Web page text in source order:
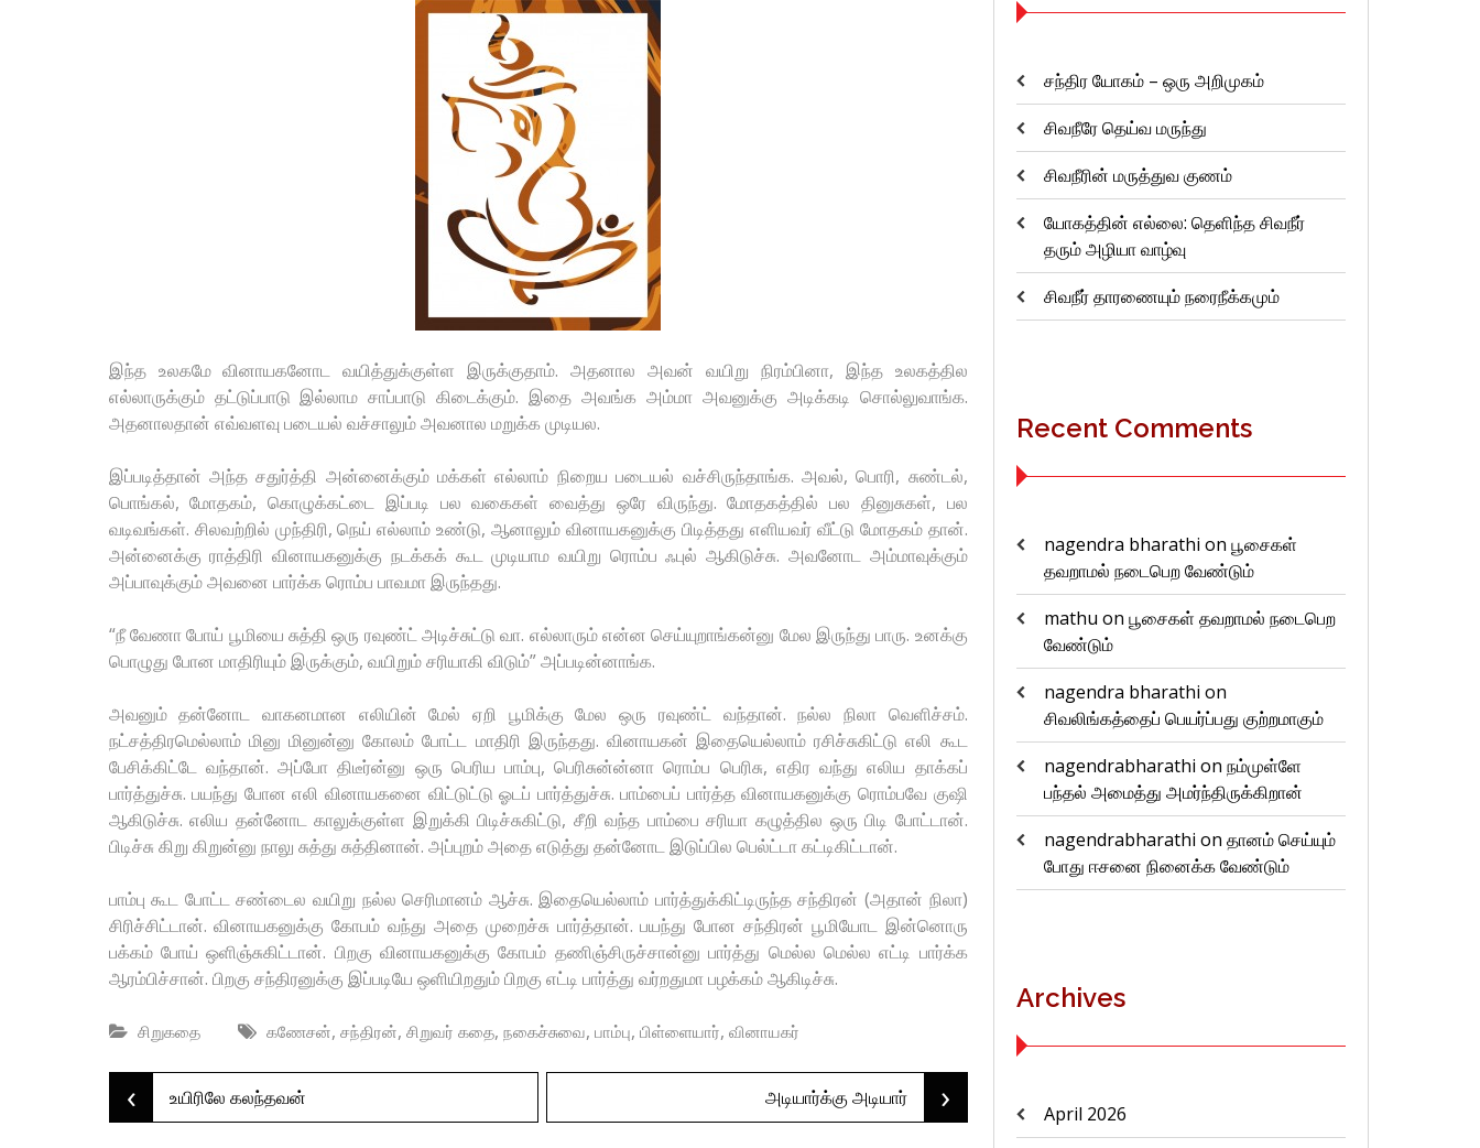
இந்த உலகமே வினாயகனோட வயித்துக்குள்ள இருக்குதாம். அதனால அவன் வயிறு நிரம்பினா, இந்த உலகத்தில
எல்லாருக்கும் தட்டுப்பாடு இல்லாம சாப்பாடு கிடைக்கும். இதை அவங்க அம்மா அவனுக்கு அடிக்கடி சொல்லுவாங்க.
அதனாலதான் எவ்வளவு படையல் வச்சாலும் அவனால மறுக்க முடியல.
இப்படித்தான் அந்த சதுர்த்தி அன்னைக்கும் மக்கள் எல்லாம் நிறைய படையல் வச்சிருந்தாங்க. அவல், பொரி, சுண்டல்,
பொங்கல், மோதகம், கொழுக்கட்டை இப்படி பல வகைகள் வைத்து ஒரே விருந்து. மோதகத்தில் பல தினுசுகள், பல
வடிவங்கள். சிலவற்றில் முந்திரி, நெய் எல்லாம் உண்டு, ஆனாலும் வினாயகனுக்கு பிடித்தது எளியவர் வீட்டு மோதகம் தான்.
அன்னைக்கு ராத்திரி வினாயகனுக்கு நடக்கக் கூட முடியாம வயிறு ரொம்ப ஃபுல் ஆகிடுச்சு. அவனோட அம்மாவுக்கும்
அப்பாவுக்கும் அவனை பார்க்க ரொம்ப பாவமா இருந்தது.
“நீ வேணா போய் பூமியை சுத்தி ஒரு ரவுண்ட் அடிச்சுட்டு வா. எல்லாரும் என்ன செய்யுறாங்கன்னு மேல இருந்து பாரு. உனக்கு
பொழுது போன மாதிரியும் இருக்கும், வயிறும் சரியாகி விடும்” அப்படின்னாங்க.
அவனும் தன்னோட வாகனமான எலியின் மேல் ஏறி பூமிக்கு மேல ஒரு ரவுண்ட் வந்தான். நல்ல நிலா வெளிச்சம்.
நட்சத்திரமெல்லாம் மினு மினுன்னு கோலம் போட்ட மாதிரி இருந்தது. வினாயகன் இதையெல்லாம் ரசிச்சுகிட்டு எலி கூட
பேசிக்கிட்டே வந்தான். அப்போ திடீர்ன்னு ஒரு பெரிய பாம்பு, பெரிசுன்ன்னா ரொம்ப பெரிசு, எதிர வந்து எலிய தாக்கப்
பார்த்துச்சு. பயந்து போன எலி வினாயகனை விட்டுட்டு ஓடப் பார்த்துச்சு. பாம்பைப் பார்த்த வினாயகனுக்கு ரொம்பவே குஷி
ஆகிடுச்சு. எலிய தன்னோட காலுக்குள்ள இறுக்கி பிடிச்சுகிட்டு, சீறி வந்த பாம்பை சரியா கழுத்தில ஒரு பிடி போட்டான்.
பிடிச்சு கிறு கிறுன்னு நாலு சுத்து சுத்தினான். அப்புறம் அதை எடுத்து தன்னோட இடுப்பில பெல்ட்டா கட்டிகிட்டான்.
பாம்பு கூட போட்ட சண்டைல வயிறு நல்ல செரிமானம் ஆச்சு. இதையெல்லாம் பார்த்துக்கிட்டிருந்த சந்திரன் (அதான் நிலா)
சிரிச்சிட்டான். வினாயகனுக்கு கோபம் வந்து அதை முறைச்சு பார்த்தான். பயந்து போன சந்திரன் பூமியோட இன்னொரு
பக்கம் போய் ஒளிஞ்சுகிட்டான். பிறகு வினாயகனுக்கு கோபம் தணிஞ்சிருச்சான்னு பார்த்து மெல்ல மெல்ல எட்டி பார்க்க
ஆரம்பிச்சான். பிறகு சந்திரனுக்கு இப்படியே ஒளியிறதும் பிறகு எட்டி பார்த்து வர்றதுமா பழக்கம் ஆகிடிச்சு.
சிறுகதை கணேசன், சந்திரன், சிறுவர் கதை, நகைச்சுவை, பாம்பு, பிள்ளையார், வினாயகர்
Post
‹ உயிரிலே கலந்தவன் அடியார்க்கு அடியார் ›
சந்திர யோகம் – ஒரு அறிமுகம்
சிவநீரே தெய்வ மருந்து
சிவநீரின் மருத்துவ குணம்
யோகத்தின் எல்லை: தெளிந்த சிவநீர்
தரும் அழியா வாழ்வு
சிவநீர் தாரணையும் நரைநீக்கமும்
Recent Comments
nagendra bharathi on பூசைகள்
தவறாமல் நடைபெற வேண்டும்
mathu on பூசைகள் தவறாமல் நடைபெற
வேண்டும்
nagendra bharathi on
சிவலிங்கத்தைப் பெயர்ப்பது குற்றமாகும்
nagendrabharathi on நம்முள்ளே
பந்தல் அமைத்து அமர்ந்திருக்கிறான்
nagendrabharathi on தானம் செய்யும்
போது ஈசனை நினைக்க வேண்டும்
Archives
April 2026